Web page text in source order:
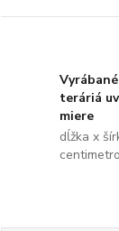
teráriá
miere
dĺžka x